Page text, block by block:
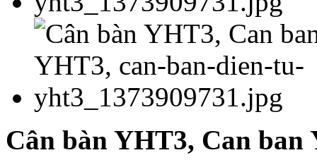
Cân bàn YHT3, Can ban